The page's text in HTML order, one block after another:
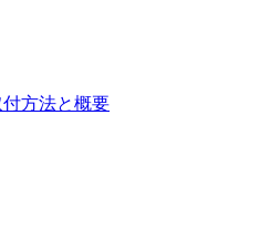
方法と概要